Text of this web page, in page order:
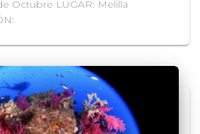
Octubre LUGAR: Melilla